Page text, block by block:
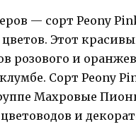
— сорт Peony
Этот
розового и
Сорт Peony
Махровые
и